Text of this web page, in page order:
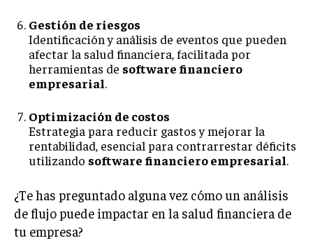
Gestión de riesgos
Identificación y análisis de eventos que pueden
afectar la salud financiera, facilitada por
herramientas de software financiero
empresarial.
Optimización de costos
Estrategia para reducir gastos y mejorar la
rentabilidad, esencial para contrarrestar déficits
utilizando software financiero empresarial.
¿Te has preguntado alguna vez cómo un análisis
de flujo puede impactar en la salud financiera de
tu empresa?